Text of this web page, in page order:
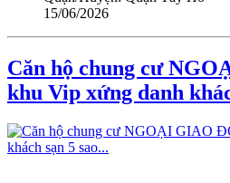
15/06/2026
Căn hộ chung cư
khu Vip xứng danh